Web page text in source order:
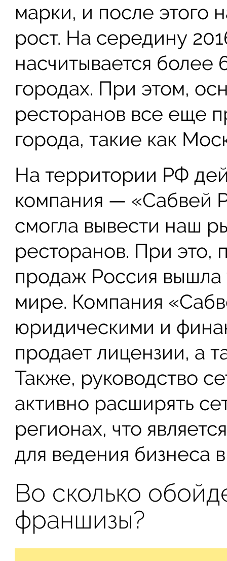
марки, и после этого
рост. На середину
насчитывается более
городах. При этом,
ресторанов все еще
города, такие как
На территории РФ
компания — «Сабвей
смогла вывести наш
ресторанов. При это,
продаж Россия вышла
мире. Компания
юридическими и
продает лицензии, а
Также, руководство
активно расширять
регионах, что
для ведения бизнеса
Во сколько
франшизы?